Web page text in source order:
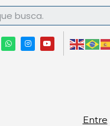
Entre